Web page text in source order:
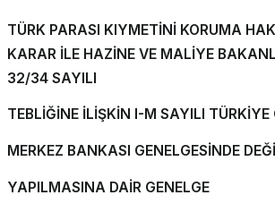
TÜRK PARASI KIYMETİNİ KORUMA
KARAR İLE HAZİNE VE MALİYE
32/34 SAYILI
TEBLİĞİNE İLİŞKİN I-M SAYILI TÜRKİYE
MERKEZ BANKASI GENELGESİNDE
YAPILMASINA DAİR GENELGE